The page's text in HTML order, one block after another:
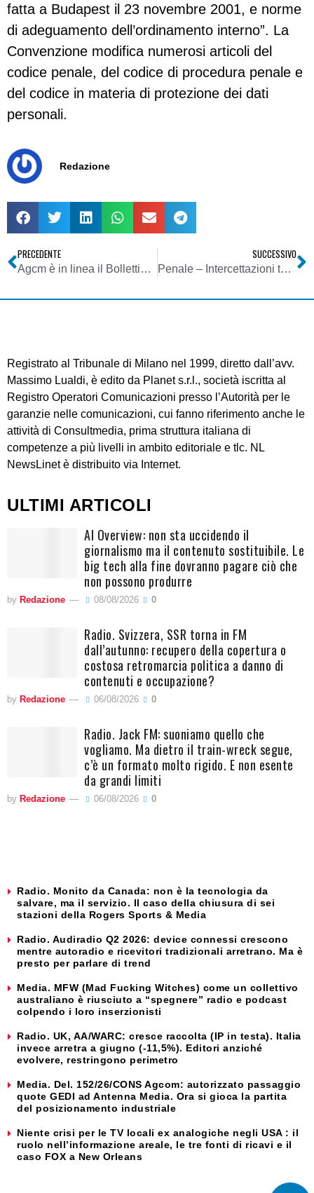
fatta a Budapest il 23 novembre 2001, e norme
di adeguamento dell’ordinamento interno”. La
Convenzione modifica numerosi articoli del
codice penale, del codice di procedura penale e
del codice in materia di protezione dei dati
personali.
Redazione
PRECEDENTE
Agcm è in linea il Bollettino 8/2008
SUCCESSIVO
Penale – Intercettazioni telefoniche – Inutilizzabilità delle intercettazioni e oneri a carico del ricorrente
Registrato al Tribunale di Milano nel 1999, diretto dall’avv.
Massimo Lualdi, è edito da Planet s.r.l., società iscritta al
Registro Operatori Comunicazioni presso l’Autorità per le
garanzie nelle comunicazioni, cui fanno riferimento anche le
attività di Consultmedia, prima struttura italiana di
competenze a più livelli in ambito editoriale e tlc. NL
NewsLinet è distribuito via Internet.
ULTIMI ARTICOLI
AI Overview: non sta uccidendo il
giornalismo ma il contenuto sostituibile. Le
big tech alla fine dovranno pagare ciò che
non possono produrre
by Redazione 08/08/2026 0
Radio. Svizzera, SSR torna in FM
dall’autunno: recupero della copertura o
costosa retromarcia politica a danno di
contenuti e occupazione?
by Redazione 06/08/2026 0
Radio. Jack FM: suoniamo quello che
vogliamo. Ma dietro il train-wreck segue,
c’è un formato molto rigido. E non esente
da grandi limiti
by Redazione 06/08/2026 0
Radio. Monito da Canada: non è la tecnologia da
salvare, ma il servizio. Il caso della chiusura di sei
stazioni della Rogers Sports & Media
Radio. Audiradio Q2 2026: device connessi crescono
mentre autoradio e ricevitori tradizionali arretrano. Ma è
presto per parlare di trend
Media. MFW (Mad Fucking Witches) come un collettivo
australiano è riusciuto a “spegnere” radio e podcast
colpendo i loro inserzionisti
Radio. UK, AA/WARC: cresce raccolta (IP in testa). Italia
invece arretra a giugno (-11,5%). Editori anziché
evolvere, restringono perimetro
Media. Del. 152/26/CONS Agcom: autorizzato passaggio
quote GEDI ad Antenna Media. Ora si gioca la partita
del posizionamento industriale
Niente crisi per le TV locali ex analogiche negli USA : il
ruolo nell’informazione areale, le tre fonti di ricavi e il
caso FOX a New Orleans